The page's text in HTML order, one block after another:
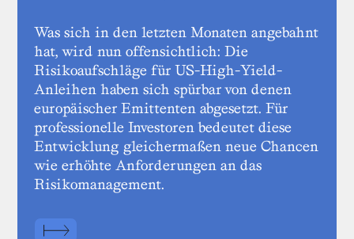
Was sich in den letzten Monaten angebahnt
hat, wird nun offensichtlich: Die
Risikoaufschläge für US-High-Yield-
Anleihen haben sich spürbar von denen
europäischer Emittenten abgesetzt. Für
professionelle Investoren bedeutet diese
Entwicklung gleichermaßen neue Chancen
wie erhöhte Anforderungen an das
Risikomanagement.